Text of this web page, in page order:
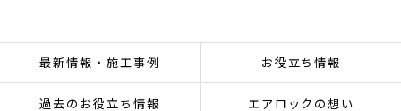
最新情報・施工事例 お役立ち情報
過去のお役立ち情報 エアロックの想い